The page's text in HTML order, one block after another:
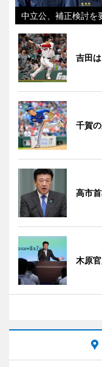
中立公、補正検討を
吉田
千賀
高市
木原